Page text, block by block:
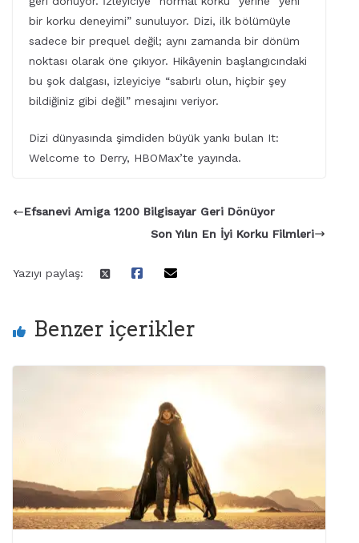
bir korku deneyimi” sunuluyor. Dizi, ilk bölümüyle
sadece bir prequel değil; aynı zamanda bir dönüm
noktası olarak öne çıkıyor. Hikâyenin başlangıcındaki
bu şok dalgası, izleyiciye “sabırlı olun, hiçbir şey
bildiğiniz gibi değil” mesajını veriyor.
Dizi dünyasında şimdiden büyük yankı bulan It:
Welcome to Derry, HBOMax’te yayında.
Efsanevi Amiga 1200 Bilgisayar Geri Dönüyor
Son Yılın En İyi Korku Filmleri
Yazıyı paylaş:
Benzer içerikler